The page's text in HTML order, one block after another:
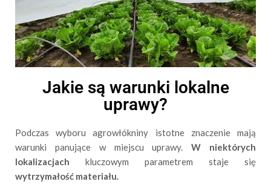
Jakie są warunki lokalne
uprawy?
Podczas wyboru agrowłókniny istotne znaczenie mają
warunki panujące w miejscu uprawy.W niektórych
lokalizacjach kluczowym parametrem staje się
wytrzymałość materiału.